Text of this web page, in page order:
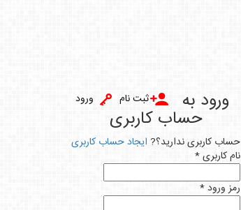
ورود ثبت نام ورود به
حساب کاربری
حساب کاربری ندارید؟? ایجاد حساب کاربری
نام کاربری *
رمز ورود *